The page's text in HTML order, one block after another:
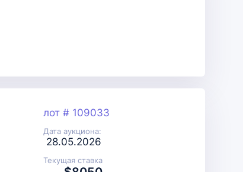
лот # 109033
Дата аукциона:
28.05.2026
Текущая ставка